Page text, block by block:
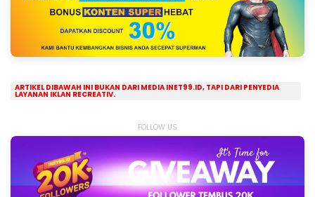
ARTIKEL DIBAWAH INI BUKAN DARI MEDIA INET99.ID, TAPI DARI PENYEDIA
LAYANAN IKLAN RECREATIV.
FOLLOW US